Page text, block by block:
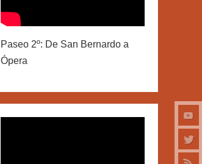
Paseo 2º: De San Bernardo a
Ópera